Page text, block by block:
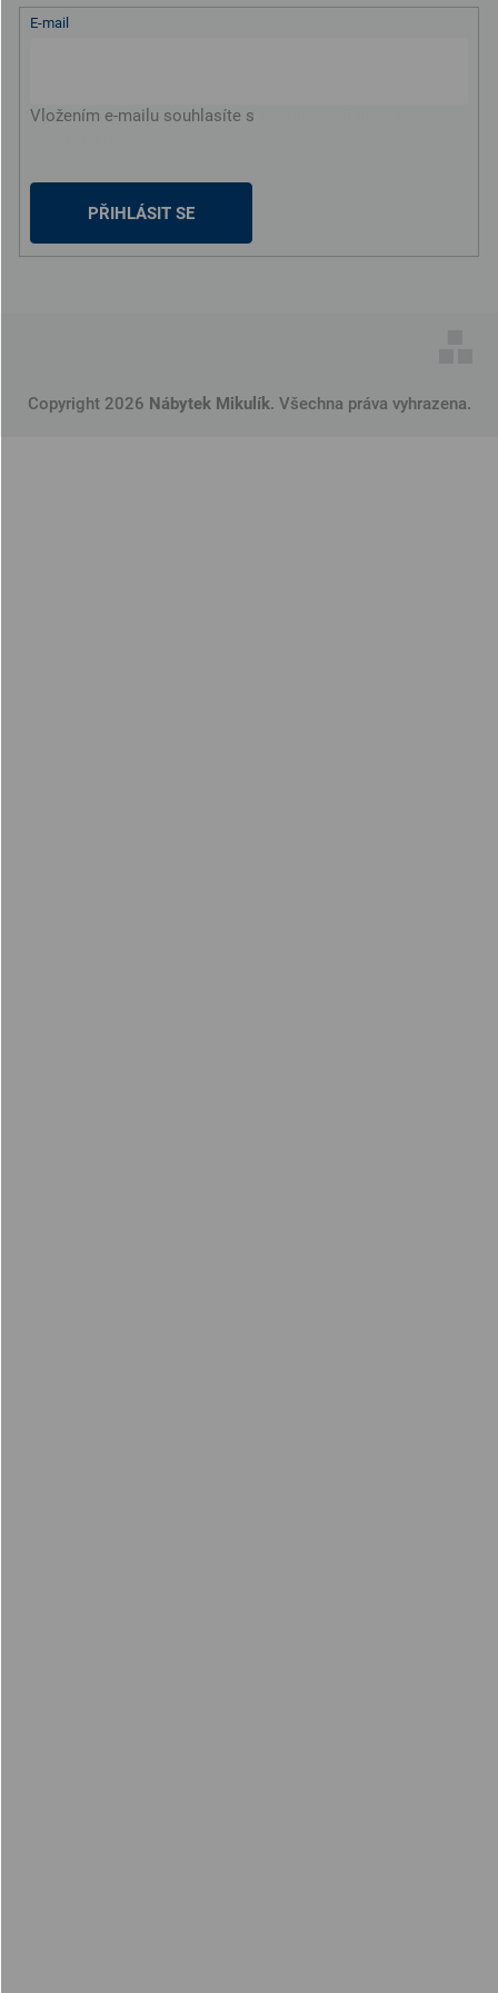
E-mail
Vložením e-mailu souhlasíte s
PŘIHLÁSIT SE
Copyright 2026 Nábytek Mikulík. Všechna práva vyhrazena.